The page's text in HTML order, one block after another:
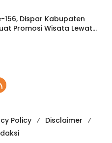
156, Dispar Kabupaten
Promosi Wisata Lewat
Policy
Disclaimer